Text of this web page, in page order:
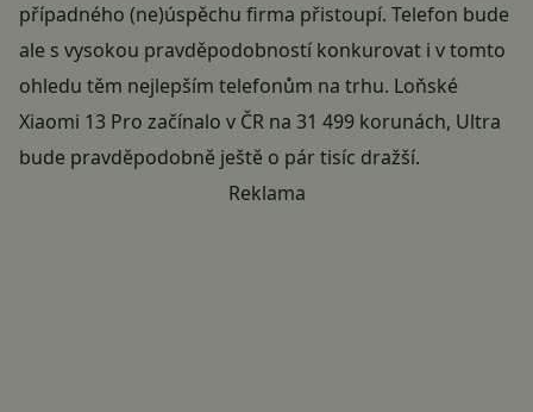
případného (ne)úspěchu firma přistoupí. Telefon bude
ale s vysokou pravděpodobností konkurovat i v tomto
ohledu těm nejlepším telefonům na trhu. Loňské
Xiaomi 13 Pro začínalo v ČR na 31 499 korunách, Ultra
bude pravděpodobně ještě o pár tisíc dražší.
Reklama